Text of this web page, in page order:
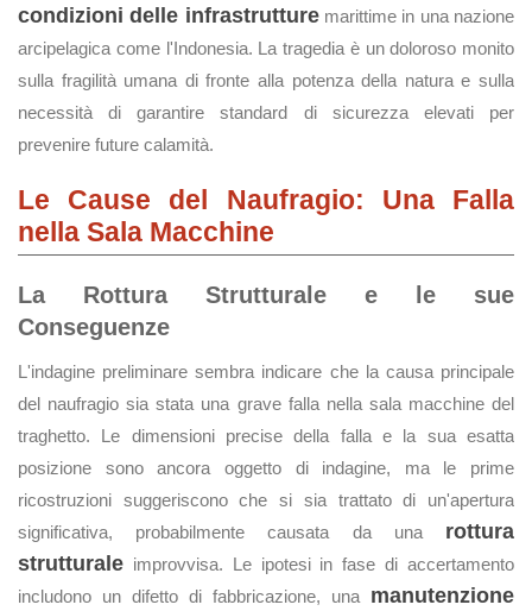
condizioni delle infrastrutturemarittime in una nazione
arcipelagica come l'Indonesia. La tragedia è un doloroso monito
sulla fragilità umana di fronte alla potenza della natura e sulla
necessità di garantire standard di sicurezza elevati per
prevenire future calamità.
Le Cause del Naufragio: Una Falla
nella Sala Macchine
La Rottura Strutturale e le sue
Conseguenze
L'indagine preliminare sembra indicare che la causa principale
del naufragio sia stata una grave falla nella sala macchine del
traghetto. Le dimensioni precise della falla e la sua esatta
posizione sono ancora oggetto di indagine, ma le prime
ricostruzioni suggeriscono che si sia trattato di un'apertura
significativa, probabilmente causata da una rottura
strutturale improvvisa. Le ipotesi in fase di accertamento
includono un difetto di fabbricazione, una manutenzione